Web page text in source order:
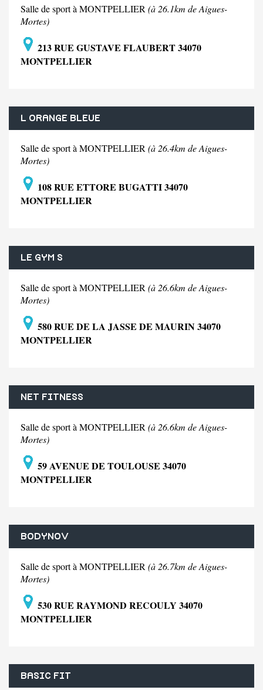
Salle de sport à MONTPELLIER (à 26.1km de Aigues-
Mortes)
213 RUE GUSTAVE FLAUBERT 34070
MONTPELLIER
L ORANGE BLEUE
Salle de sport à MONTPELLIER (à 26.4km de Aigues-
Mortes)
108 RUE ETTORE BUGATTI 34070
MONTPELLIER
LE GYM S
Salle de sport à MONTPELLIER (à 26.6km de Aigues-
Mortes)
580 RUE DE LA JASSE DE MAURIN 34070
MONTPELLIER
NET FITNESS
Salle de sport à MONTPELLIER (à 26.6km de Aigues-
Mortes)
59 AVENUE DE TOULOUSE 34070
MONTPELLIER
BODYNOV
Salle de sport à MONTPELLIER (à 26.7km de Aigues-
Mortes)
530 RUE RAYMOND RECOULY 34070
MONTPELLIER
BASIC FIT